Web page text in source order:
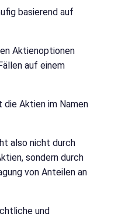
basierend auf
Aktienoptionen
auf einem
die Aktien im Namen
also nicht durch
sondern durch
von Anteilen an
und